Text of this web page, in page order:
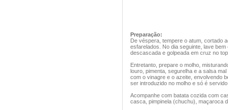
Preparação:
De véspera, tempere o atum, cortado
esfarelados. No dia seguinte, lave
descascada e golpeada em cruz no
Entretanto, prepare o molho,
louro, pimenta, segurelha e a salsa
com o vinagre e o azeite, envolvendo
ser introduzido no molho e só é
Acompanhe com batata cozida com
casca, pimpinela (chuchu), maçaroca